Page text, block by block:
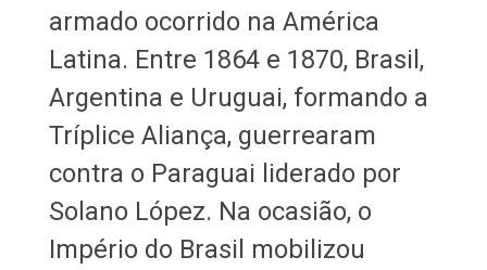
armado ocorrido na América
Latina. Entre 1864 e 1870, Brasil,
Argentina e Uruguai, formando a
Tríplice Aliança, guerrearam
contra o Paraguai liderado por
Solano López. Na ocasião, o
Império do Brasil mobilizou